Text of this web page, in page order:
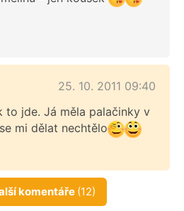
25. 10. 2011 09:40
to jde. Já měla palačinky v
mi dělat nechtělo
komentáře (12)